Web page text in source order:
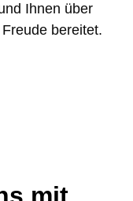
Ihnen über
bereitet.
mit